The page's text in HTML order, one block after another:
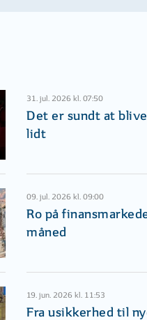
31. jul. 2026 kl. 07:50
Det er sundt at
lidt
09. jul. 2026 kl. 09:00
Ro på
måned
19. jun. 2026 kl. 11:53
Fra usikkerhed til